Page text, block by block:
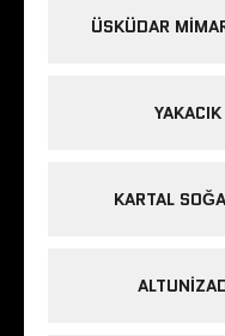
ÜSKÜDAR
KARTAL